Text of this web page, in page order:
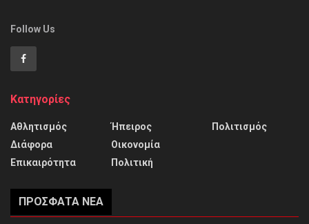
Follow Us
Κατηγορίες
Αθλητισμός
Διάφορα
Επικαιρότητα
Ήπειρος
Οικονομία
Πολιτική
Πολιτισμός
ΠΡΌΣΦΑΤΑ ΝΈΑ